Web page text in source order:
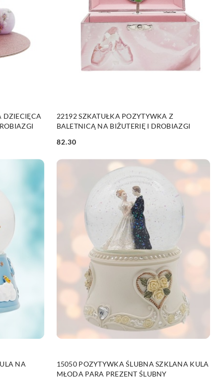
DZIECIĘCA
22192 SZKATUŁKA POZYTYWKA Z
BALETNICĄ NA BIŻUTERIĘ I DROBIAZGI
Cena:
82.30
NA
15050 POZYTYWKA ŚLUBNA SZKLANA KULA
MŁODA PARA PREZENT ŚLUBNY
PRODUKT NIEDOSTĘPNY